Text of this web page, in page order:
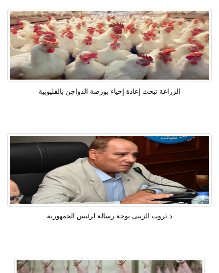
الزراعة تبحث إعادة إحياء بورصة الدواجن بالقليوبية
د ثروت الزينى يوجة رسالة لرئيس الجمهورية